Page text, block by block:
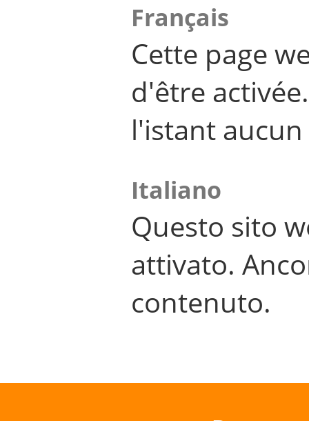
Français
Cette page
d'être
l'istant
Italiano
Questo sito
attivato.
contenuto.